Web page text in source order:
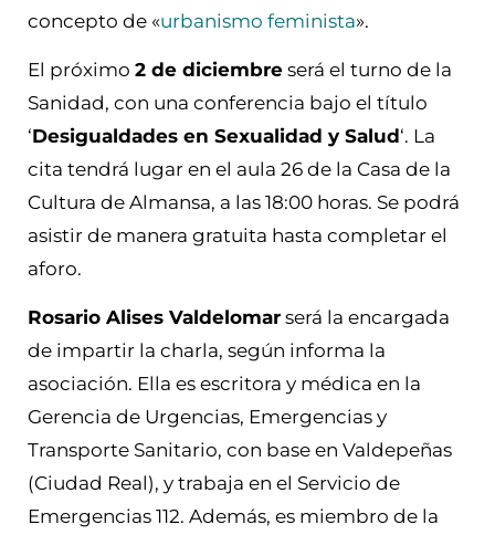
concepto de «urbanismo feminista».
El próximo 2 de diciembre será el turno de la
Sanidad, con una conferencia bajo el título
‘Desigualdades en Sexualidad y Salud‘. La
cita tendrá lugar en el aula 26 de la Casa de la
Cultura de Almansa, a las 18:00 horas. Se podrá
asistir de manera gratuita hasta completar el
aforo.
Rosario Alises Valdelomar será la encargada
de impartir la charla, según informa la
asociación. Ella es escritora y médica en la
Gerencia de Urgencias, Emergencias y
Transporte Sanitario, con base en Valdepeñas
(Ciudad Real), y trabaja en el Servicio de
Emergencias 112. Además, es miembro de la